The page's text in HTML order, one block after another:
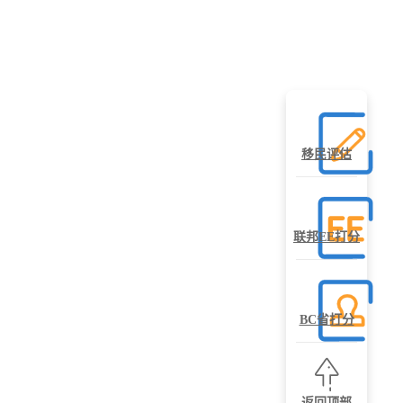
移民评估
联邦EE打分
BC省打分